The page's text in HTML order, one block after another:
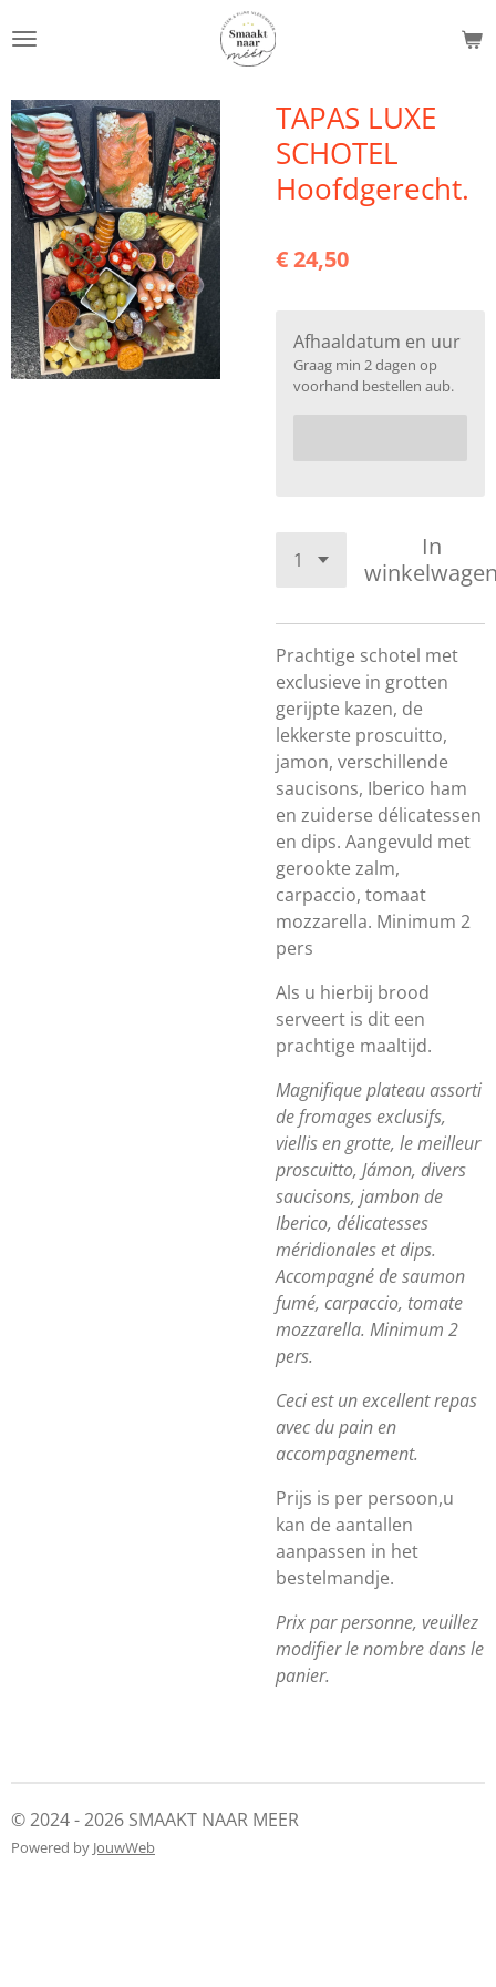
direct
de
hoofdinhoud
TAPAS LUXE
SCHOTEL
Hoofdgerecht.
€ 24,50
Afhaaldatum en uur
Graag min 2 dagen op
voorhand bestellen aub.
In
Prachtige schotel met
exclusieve in grotten
gerijpte kazen, de
lekkerste proscuitto,
jamon, verschillende
saucisons, Iberico ham
en zuiderse délicatessen
en dips. Aangevuld met
gerookte zalm,
carpaccio, tomaat
mozzarella. Minimum 2
pers
Als u hierbij brood
serveert is dit een
prachtige maaltijd.
Magnifique plateau assorti
de fromages exclusifs,
viellis en grotte, le meilleur
proscuitto, Jámon, divers
saucisons, jambon de
Iberico, délicatesses
méridionales et dips.
Accompagné de saumon
fumé, carpaccio, tomate
mozzarella. Minimum 2
pers.
Ceci est un excellent repas
avec du pain en
accompagnement.
Prijs is per persoon,u
kan de aantallen
aanpassen in het
bestelmandje.
Prix par personne, veuillez
modifier le nombre dans le
panier.
© 2024 - 2026 SMAAKT NAAR MEER
Powered by JouwWeb